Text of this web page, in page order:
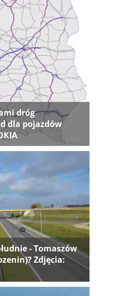
dróg
dla pojazdów
- Tomaszów
Zdjęcia: